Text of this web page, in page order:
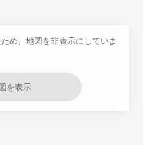
め、地図を非表示にしていま
を表示